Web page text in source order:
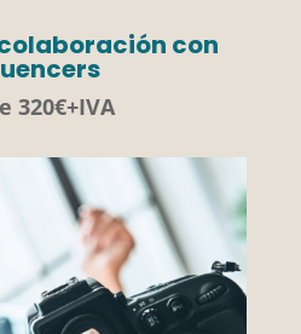
con
320€+IVA